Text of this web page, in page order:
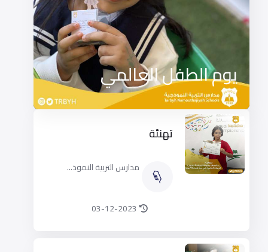
يوم الطفل العالمي
تهنئة
مدارس التربية النموذ...
03-12-2023